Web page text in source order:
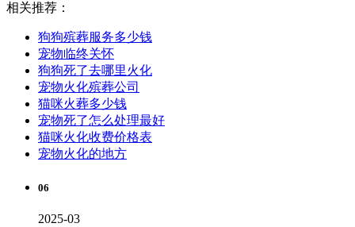
相关推荐：
狗狗殡葬服务多少钱
宠物临终关怀
狗狗死了去哪里火化
宠物火化殡葬公司
猫咪火葬多少钱
宠物死了怎么处理最好
猫咪火化收费价格表
宠物火化的地方
06
2025-03